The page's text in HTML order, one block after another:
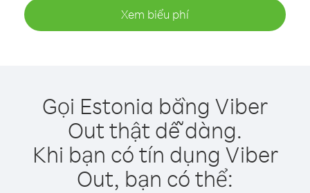
Xem biểu phí
Gọi Estonia bằng Viber
Out thật dễ dàng.
Khi bạn có tín dụng Viber
Out, bạn có thể: